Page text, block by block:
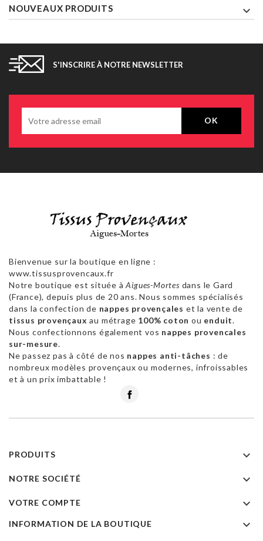
NOUVEAUX PRODUITS 
S'INSCRIRE À NOTRE NEWSLETTER
Bienvenue sur la boutique en ligne :
www.tissusprovencaux.fr
Notre boutique est située àAigues-Mortes dans le Gard
(France), depuis plus de 20 ans. Nous sommes spécialisés
dans la confection de nappes provençales et la vente de
tissus provençaux au métrage 100% coton ou enduit.
Nous confectionnons également vos nappes provencales
sur-mesure.
Ne passez pas à côté de nos nappes anti-tâches : de
nombreux modèles provençaux ou modernes, infroissables
et à un prix imbattable !
PRODUITS 
NOTRE SOCIÉTÉ 
VOTRE COMPTE 
INFORMATION DE LA BOUTIQUE 